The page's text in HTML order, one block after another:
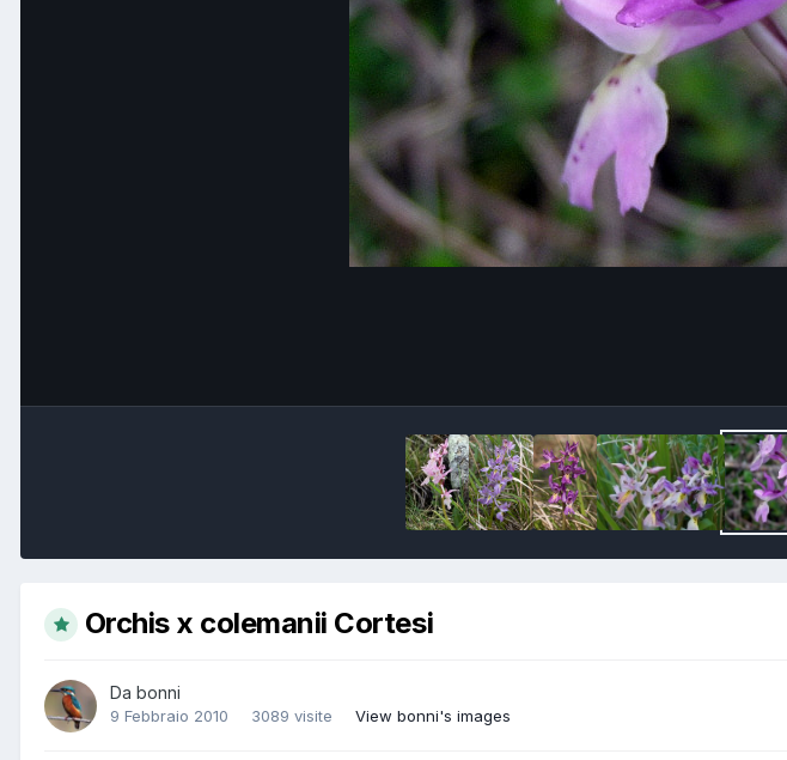
Orchis x colemanii Cortesi
Da bonni
9 Febbraio 2010 3089 visite View bonni's images